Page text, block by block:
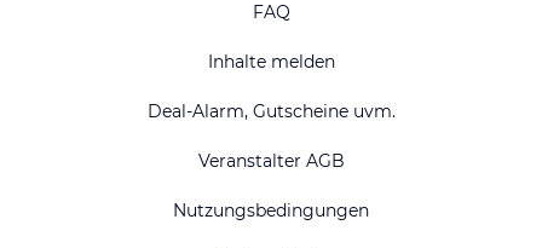
FAQ
Inhalte melden
Deal-Alarm, Gutscheine uvm.
Veranstalter AGB
Nutzungsbedingungen